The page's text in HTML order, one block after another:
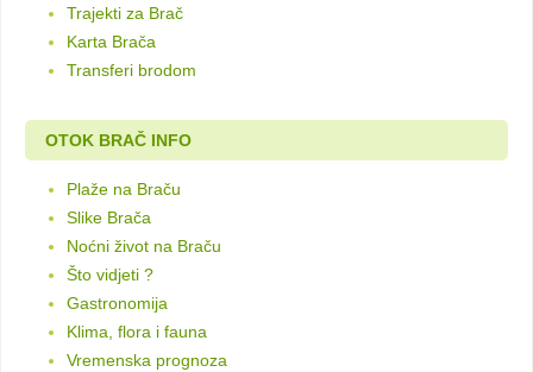
Trajekti za Brač
Karta Brača
Transferi brodom
OTOK BRAČ INFO
Plaže na Braču
Slike Brača
Noćni život na Braču
Što vidjeti ?
Gastronomija
Klima, flora i fauna
Vremenska prognoza